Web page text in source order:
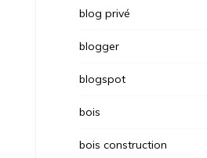
blog privé
blogger
blogspot
bois
bois construction